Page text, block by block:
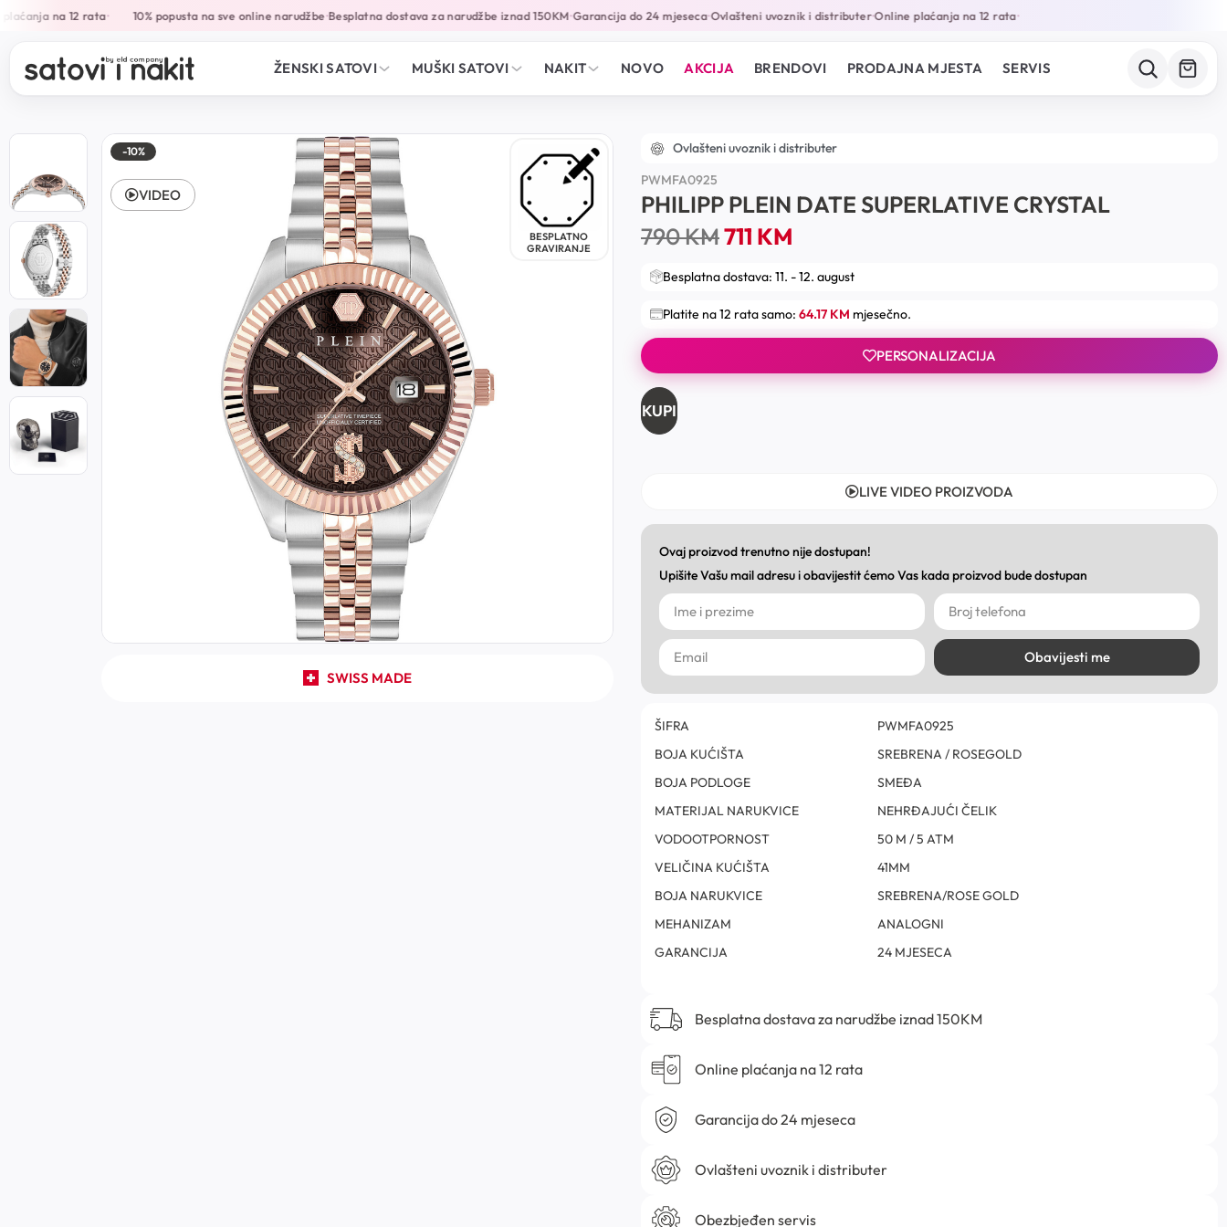
na 12 rata• 10% popusta na sve online narudžbe•Besplatna dostava za narudžbe iznad 150KM•Garancija do 24 mjeseca•Ovlašteni uvoznik i distributer•Online plaćanja na 12 rata•
ŽENSKI SATOVI MUŠKI SATOVI NAKIT NOVO AKCIJA BRENDOVI PRODAJNA MJESTA SERVIS
-10%
BESPLATNO
GRAVIRANJE
SWISS MADE
VIDEO
Ovlašteni uvoznik i distributer
PWMFA0925
PHILIPP PLEIN DATE SUPERLATIVE CRYSTAL
790KM711 KM
Besplatna dostava: 11. - 12. august
Platite na 12 rata samo: 64.17 KM mjesečno.
PERSONALIZACIJA
KUPI
LIVE VIDEO PROIZVODA
Ovaj proizvod trenutno nije dostupan!
Upišite Vašu mail adresu i obavijestit ćemo Vas kada proizvod bude dostupan
Obavijesti me
ŠIFRA
PWMFA0925
BOJA KUĆIŠTA
SREBRENA / ROSEGOLD
BOJA PODLOGE
SMEĐA
MATERIJAL NARUKVICE
NEHRĐAJUĆI ČELIK
VODOOTPORNOST
50 M / 5 ATM
VELIČINA KUĆIŠTA
41MM
BOJA NARUKVICE
SREBRENA/ROSE GOLD
MEHANIZAM
ANALOGNI
GARANCIJA
24 MJESECA
Besplatna dostava za narudžbe iznad 150KM
Online plaćanja na 12 rata
Garancija do 24 mjeseca
Ovlašteni uvoznik i distributer
Obezbjeđen servis